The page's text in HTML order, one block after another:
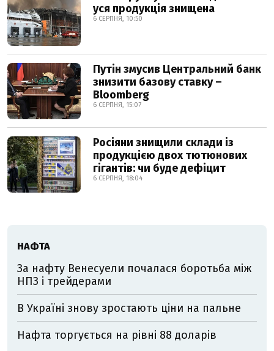
уся продукція знищена
6 СЕРПНЯ, 10:50
Путін змусив Центральний банк
знизити базову ставку –
Bloomberg
6 СЕРПНЯ, 15:07
Росіяни знищили склади із
продукцією двох тютюнових
гігантів: чи буде дефіцит
6 СЕРПНЯ, 18:04
НАФТА
За нафту Венесуели почалася боротьба між
НПЗ і трейдерами
В Україні знову зростають ціни на пальне
Нафта торгується на рівні 88 доларів